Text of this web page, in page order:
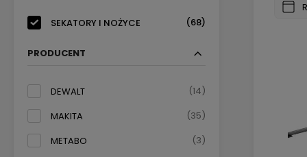
SEKATORY I NOŻYCE (68)
PRODUCENT
DEWALT
(14)
MAKITA
(35)
METABO
(3)